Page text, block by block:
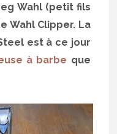
Wahl (petit fils
Wahl Clipper. La
est à ce jour
à barbe que